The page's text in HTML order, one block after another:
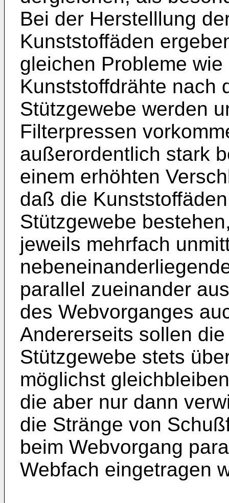
Bei der Herstelllung
Kunststoffäden
gleichen Probleme
Kunststoffdrähte nach
Stützgewebe werden
Filterpressen
außerordentlich stark
einem erhöhten
daß die
Stützgewebe
jeweils mehrfach
parallel zueinander
des Webvorganges
Andererseits sollen
Stützgewebe stets
möglichst
die aber nur dann
die Stränge von
beim Webvorgang
Webfach eingetragen